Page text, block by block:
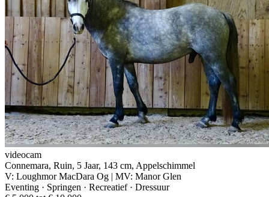
videocam
Connemara, Ruin, 5 Jaar, 143 cm, Appelschimmel
V: Loughmor MacDara Og | MV: Manor Glen
Eventing · Springen · Recreatief · Dressuur